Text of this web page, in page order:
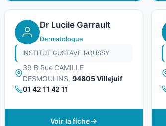
Dr Lucile Garrault
Dermatologue
INSTITUT GUSTAVE ROUSSY
39 B Rue CAMILLE
DESMOULINS, 94805 Villejuif
01 42 11 42 11
Voir la fiche